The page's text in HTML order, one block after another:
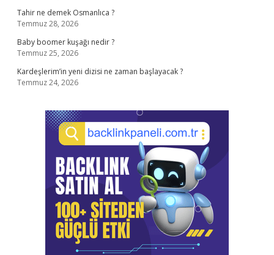
Tahir ne demek Osmanlıca ?
Temmuz 28, 2026
Baby boomer kuşağı nedir ?
Temmuz 25, 2026
Kardeşlerim’in yeni dizisi ne zaman başlayacak ?
Temmuz 24, 2026